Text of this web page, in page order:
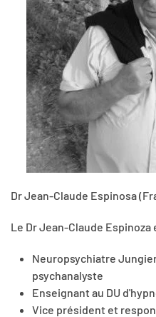
Dr Jean-Claude Espinosa
Le Dr Jean-Claude Espinoza
Neuropsychiatre
psychanalyste
Enseignant au DU
Vice président et